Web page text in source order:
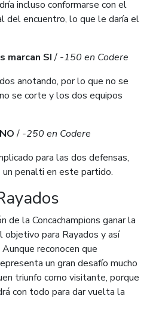
incluso conformarse con el
del encuentro, lo que le daría el
marcan SI/ -150 en Codere
anotando, por lo que no se
se corte y los dos equipos
/ -250 en Codere
para las dos defensas,
penalti en este partido.
de la Concachampions ganar la
objetivo para Rayados y así
reconocen que
un gran desafío mucho
triunfo como visitante, porque
con todo para dar vuelta la